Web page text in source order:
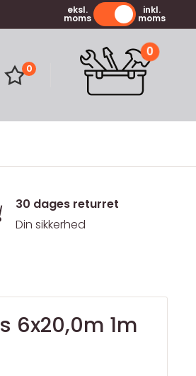
eksl.
moms
inkl.
moms
0
0
30 dages returret
Din sikkerhed
6x20,0m 1m